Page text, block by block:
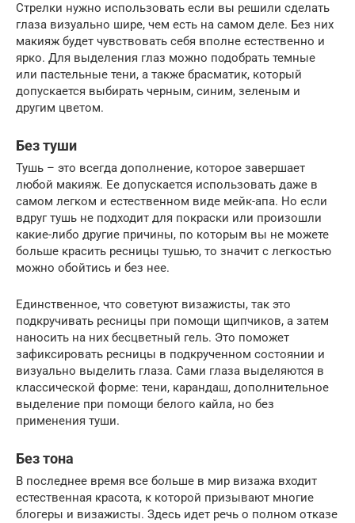
Стрелки нужно использовать если вы решили сделать
глаза визуально шире, чем есть на самом деле. Без них
макияж будет чувствовать себя вполне естественно и
ярко. Для выделения глаз можно подобрать темные
или пастельные тени, а также брасматик, который
допускается выбирать черным, синим, зеленым и
другим цветом.
Без туши
Тушь – это всегда дополнение, которое завершает
любой макияж. Ее допускается использовать даже в
самом легком и естественном виде мейк-апа. Но если
вдруг тушь не подходит для покраски или произошли
какие-либо другие причины, по которым вы не можете
больше красить ресницы тушью, то значит с легкостью
можно обойтись и без нее.
Единственное, что советуют визажисты, так это
подкручивать ресницы при помощи щипчиков, а затем
наносить на них бесцветный гель. Это поможет
зафиксировать ресницы в подкрученном состоянии и
визуально выделить глаза. Сами глаза выделяются в
классической форме: тени, карандаш, дополнительное
выделение при помощи белого кайла, но без
применения туши.
Без тона
В последнее время все больше в мир визажа входит
естественная красота, к которой призывают многие
блогеры и визажисты. Здесь идет речь о полном отказе